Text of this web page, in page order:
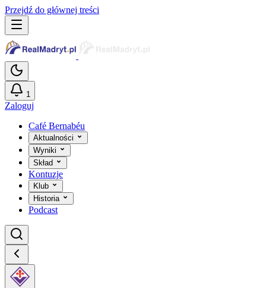
Przejdź do głównej treści
1
Zaloguj
Café Bernabéu
Aktualności
Wyniki
Skład
Kontuzje
Klub
Historia
Podcast